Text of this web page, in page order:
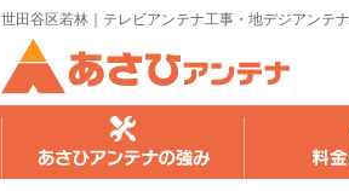
世田谷区若林｜テレビアンテナ工事・地デジアンテ
料金のご案内 工事の流れ